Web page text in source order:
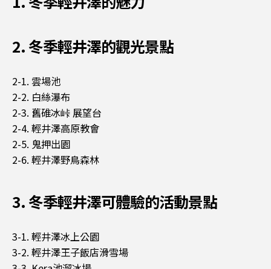
2. 冬季輕井澤的觀光景點
2-1. 雲場池
2-2. 白絲瀑布
2-3. 舊碓冰峠 展望台
2-4. 輕井澤高原教會
2-5. 鬼押出園
2-6. 輕井澤野鳥森林
3. 冬季輕井澤可體驗的活動景點
3-1. 輕井澤冰上公園
3-2. 輕井澤王子飯店滑雪場